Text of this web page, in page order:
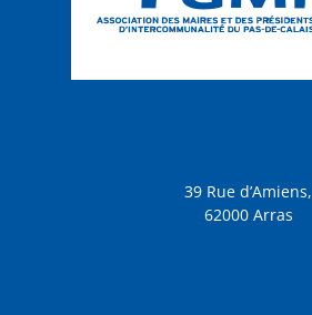
39 Rue d’Amiens,
62000 Arras